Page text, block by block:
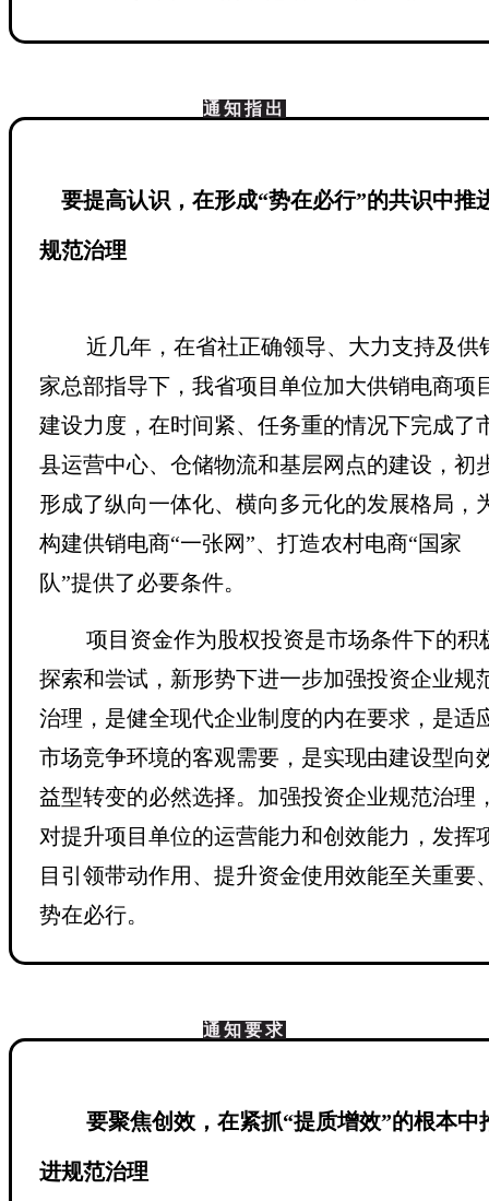
通知指出
要提高认识，在形成“势在必行”的共识中推
规范治理
近几年，在省社正确领导、大力支持及供
家总部指导下，我省项目单位加大供销电商项
建设力度，在时间紧、任务重的情况下完成了
县运营中心、仓储物流和基层网点的建设，初
形成了纵向一体化、横向多元化的发展格局，
构建供销电商“一张网”、打造农村电商“国家
队”提供了必要条件。
项目资金作为股权投资是市场条件下的积
探索和尝试，新形势下进一步加强投资企业规
治理，是健全现代企业制度的内在要求，是适
市场竞争环境的客观需要，是实现由建设型向
益型转变的必然选择。加强投资企业规范治理
对提升项目单位的运营能力和创效能力，发挥
目引领带动作用、提升资金使用效能至关重要
势在必行。
通知要求
要聚焦创效，在紧抓“提质增效”的根本中
进规范治理